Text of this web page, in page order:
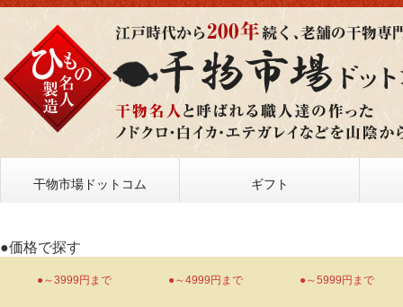
干物市場ドットコム ギフト
●価格で探す
●～3999円まで ●～4999円まで ●～5999円まで